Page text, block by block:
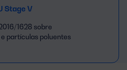
Stage V
1628 sobre
partículas poluentes